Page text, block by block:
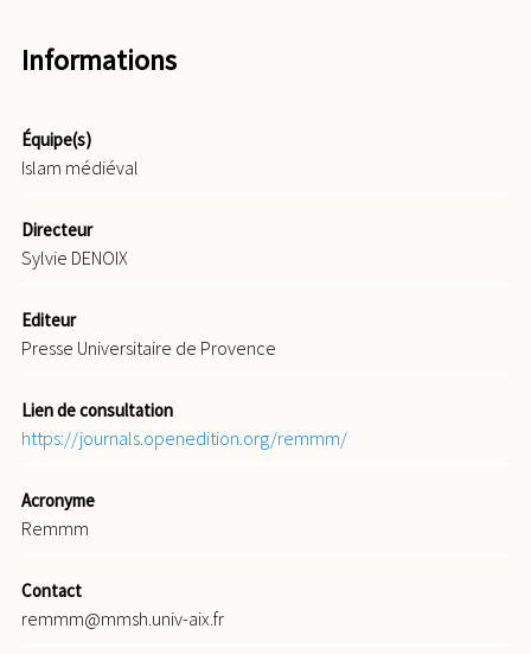
Informations
Équipe(s)
Islam médiéval
Directeur
Sylvie DENOIX
Editeur
Presse Universitaire de Provence
Lien de consultation
https://journals.openedition.org/remmm/
Acronyme
Remmm
Contact
remmm@mmsh.univ-aix.fr